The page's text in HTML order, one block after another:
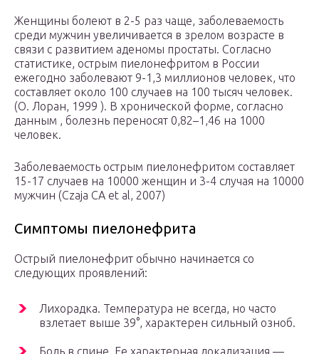
Женщины болеют в 2-5 раз чаще, заболеваемость
среди мужчин увеличивается в зрелом возрасте в
связи с развитием аденомы простаты. Согласно
статистике, острым пиелонефритом в России
ежегодно заболевают 9-1,3 миллионов человек, что
составляет около 100 случаев на 100 тысяч человек.
(О. Лоран, 1999 ). В хронической форме, согласно
данным , болезнь переносят 0,82–1,46 на 1000
человек.
Заболеваемость острым пиелонефритом составляет
15-17 случаев на 10000 женщин и 3-4 случая на 10000
мужчин (Czaja CA et al, 2007)
Симптомы пиелонефрита
Острый пиелонефрит обычно начинается со
следующих проявлений:
Лихорадка. Температура не всегда, но часто
взлетает выше 39°, характерен сильный озноб.
Боль в спине. Ее характерная локализация —